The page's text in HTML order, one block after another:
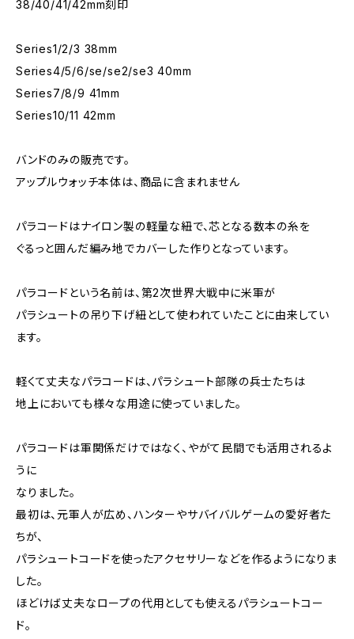
38/40/41/42mm刻印
Series1/2/3 38mm
Series4/5/6/se/se2/se3 40mm
Series7/8/9 41mm
Series10/11 42mm
バンドのみの販売です。
アップルウォッチ本体は、商品に含まれません
パラコードはナイロン製の軽量な紐で、芯となる数本の糸を
ぐるっと囲んだ編み地でカバーした作りとなっています。
パラコードという名前は、第2次世界大戦中に米軍が
パラシュートの吊り下げ紐として使われていたことに由来してい
ます。
軽くて丈夫なパラコードは、パラシュート部隊の兵士たちは
地上においても様々な用途に使っていました。
パラコードは軍関係だけではなく、やがて民間でも活用されるよ
うに
なりました。
最初は、元軍人が広め、ハンターやサバイバルゲームの愛好者た
ちが、
パラシュートコードを使ったアクセサリーなどを作るようになりま
した。
ほどけば丈夫なロープの代用としても使えるパラシュートコー
ド。